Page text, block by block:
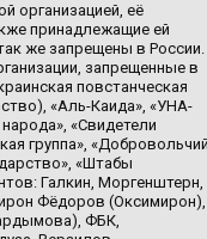
организацией, её
принадлежащие ей
же запрещены в России.
запрещенные в
повстанческая
«Аль-Каида», «УНА-
«Свидетели
группа»,
«Штабы
Галкин, Моргенштерн,
Фёдоров (Оксимирон),
ФБК,